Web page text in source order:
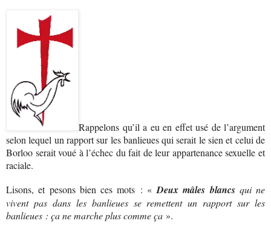
Rappelons qu’il a eu en effet usé de l’argument
selon lequel un rapport sur les banlieues qui serait le sien et celui de
Borloo serait voué à l’échec du fait de leur appartenance sexuelle et
raciale.
Lisons, et pesons bien ces mots : « Deux mâles blancs qui ne
vivent pas dans les banlieues se remettent un rapport sur les
banlieues : ça ne marche plus comme ça ».